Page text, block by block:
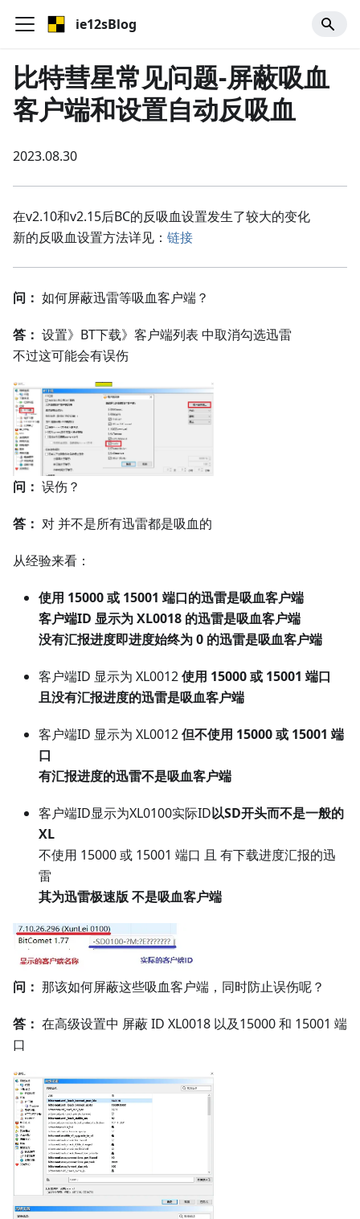
ie12sBlog
比特彗星常见问题-屏蔽吸血
客户端和设置自动反吸血
2023.08.30
在v2.10和v2.15后BC的反吸血设置发生了较大的变化
新的反吸血设置方法详见： 链接
问： 如何屏蔽迅雷等吸血客户端？
答： 设置》BT下载》客户端列表 中取消勾选迅雷
不过这可能会有误伤
问： 误伤？
答： 对 并不是所有迅雷都是吸血的
从经验来看：
使用 15000 或 15001 端口的迅雷是吸血客户端
客户端ID 显示为 XL0018 的迅雷是吸血客户端
没有汇报进度即进度始终为 0 的迅雷是吸血客户端
客户端ID 显示为 XL0012使用 15000 或 15001 端口
且没有汇报进度的迅雷是吸血客户端
客户端ID 显示为 XL0012但不使用 15000 或 15001 端
口
有汇报进度的迅雷不是吸血客户端
客户端ID显示为XL0100实际ID以SD开头而不是一般的
XL
不使用 15000 或 15001 端口 且 有下载进度汇报的迅
雷
其为迅雷极速版 不是吸血客户端
问： 那该如何屏蔽这些吸血客户端，同时防止误伤呢？
答： 在高级设置中 屏蔽 ID XL0018 以及15000 和 15001 端
口